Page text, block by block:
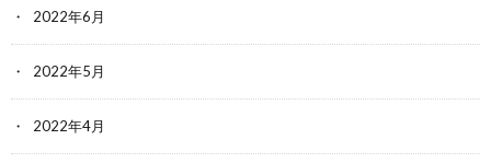
2022年6月
2022年5月
2022年4月